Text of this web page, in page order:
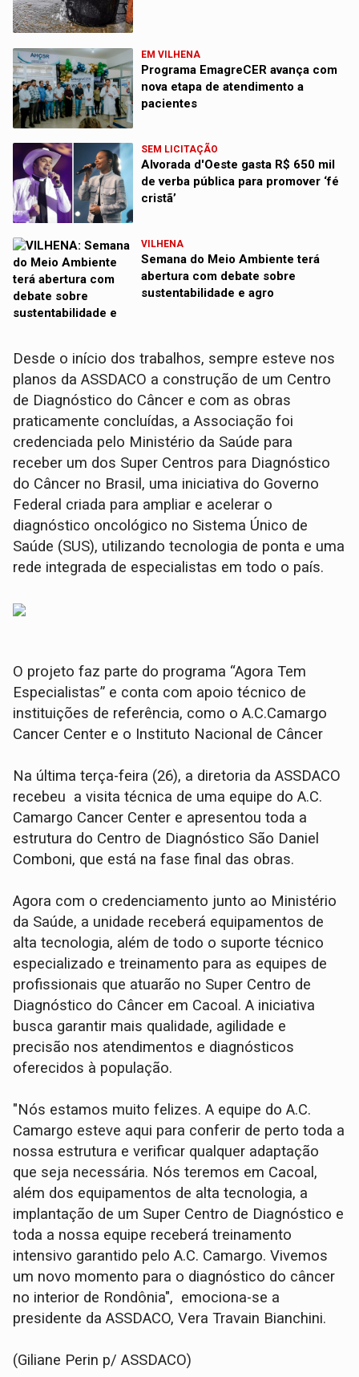
EM VILHENA
Programa EmagreCER avança com
nova etapa de atendimento a
pacientes
SEM LICITAÇÃO
Alvorada d'Oeste gasta R$ 650 mil
de verba pública para promover ‘fé
cristã’
VILHENA
Semana do Meio Ambiente terá
abertura com debate sobre
sustentabilidade e agro
Desde o início dos trabalhos, sempre esteve nos
planos da ASSDACO a construção de um Centro
de Diagnóstico do Câncer e com as obras
praticamente concluídas, a Associação foi
credenciada pelo Ministério da Saúde para
receber um dos Super Centros para Diagnóstico
do Câncer no Brasil, uma iniciativa do Governo
Federal criada para ampliar e acelerar o
diagnóstico oncológico no Sistema Único de
Saúde (SUS), utilizando tecnologia de ponta e uma
rede integrada de especialistas em todo o país.
O projeto faz parte do programa “Agora Tem
Especialistas” e conta com apoio técnico de
instituições de referência, como o A.C.Camargo
Cancer Center e o Instituto Nacional de Câncer
Na última terça-feira (26), a diretoria da ASSDACO
recebeu a visita técnica de uma equipe do A.C.
Camargo Cancer Center e apresentou toda a
estrutura do Centro de Diagnóstico São Daniel
Comboni, que está na fase final das obras.
Agora com o credenciamento junto ao Ministério
da Saúde, a unidade receberá equipamentos de
alta tecnologia, além de todo o suporte técnico
especializado e treinamento para as equipes de
profissionais que atuarão no Super Centro de
Diagnóstico do Câncer em Cacoal. A iniciativa
busca garantir mais qualidade, agilidade e
precisão nos atendimentos e diagnósticos
oferecidos à população.
"Nós estamos muito felizes. A equipe do A.C.
Camargo esteve aqui para conferir de perto toda a
nossa estrutura e verificar qualquer adaptação
que seja necessária. Nós teremos em Cacoal,
além dos equipamentos de alta tecnologia, a
implantação de um Super Centro de Diagnóstico e
toda a nossa equipe receberá treinamento
intensivo garantido pelo A.C. Camargo. Vivemos
um novo momento para o diagnóstico do câncer
no interior de Rondônia", emociona-se a
presidente da ASSDACO, Vera Travain Bianchini.
​(Giliane Perin p/ ASSDACO)